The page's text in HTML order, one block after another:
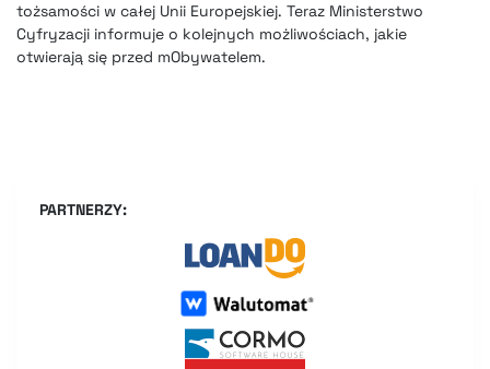
tożsamości w całej Unii Europejskiej. Teraz Ministerstwo
Cyfryzacji informuje o kolejnych możliwościach, jakie
otwierają się przed mObywatelem.
PARTNERZY: